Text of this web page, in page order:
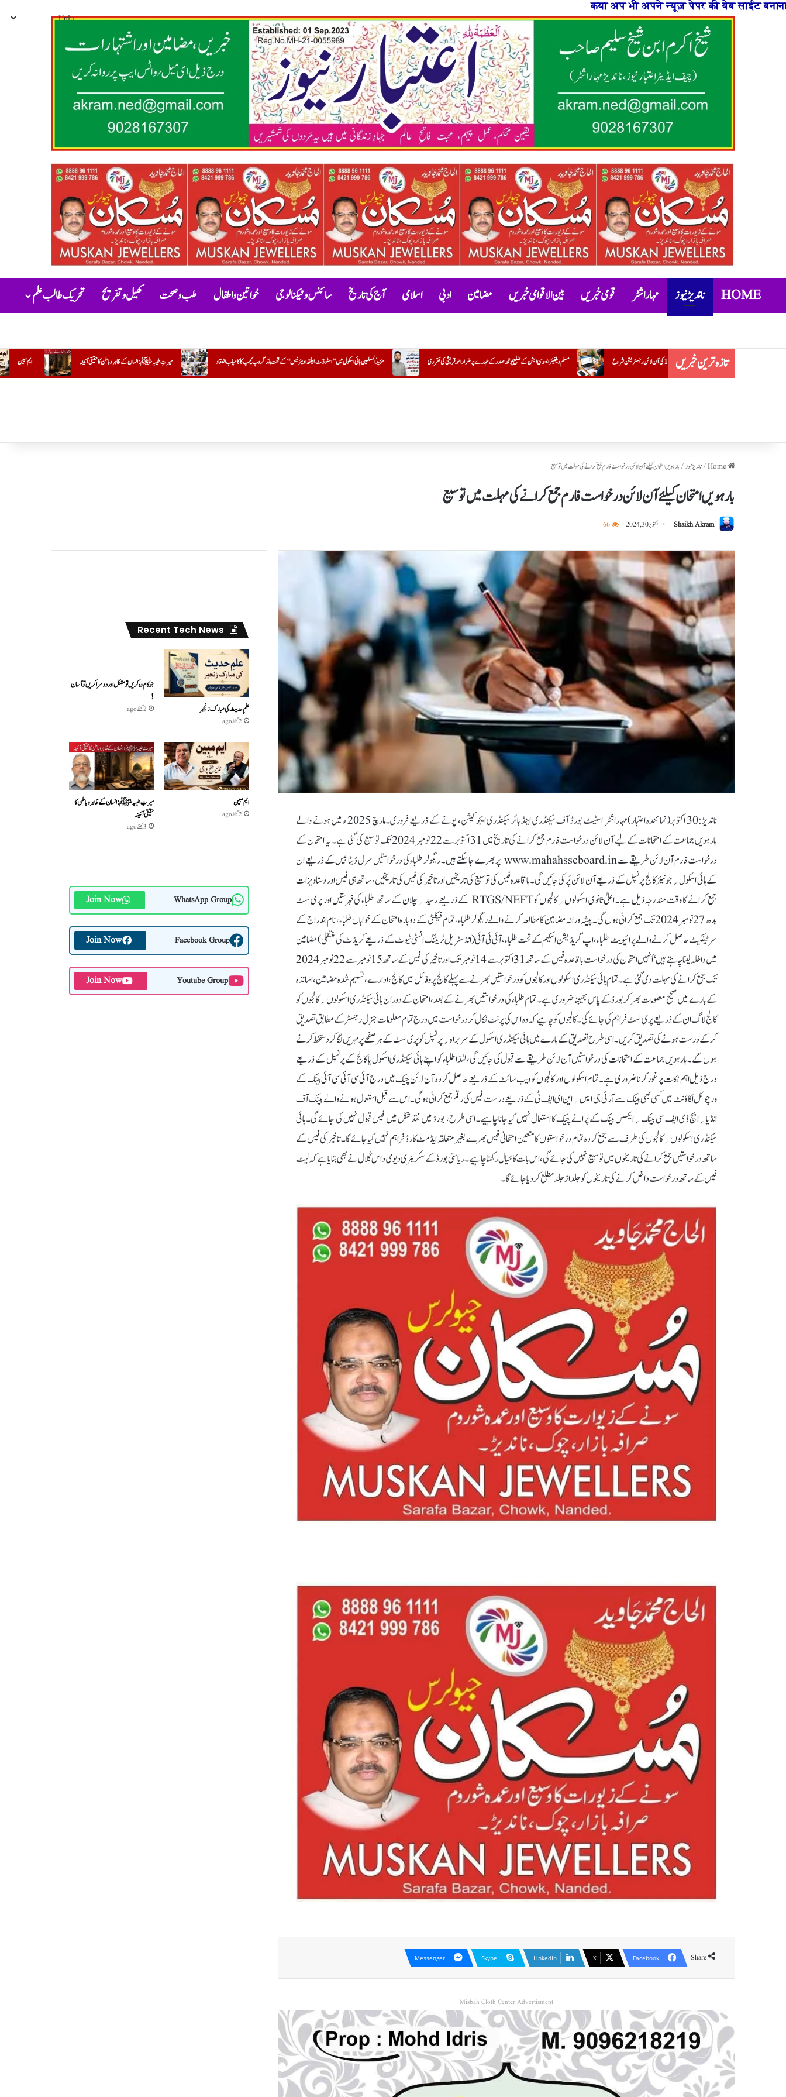
कया अप भी अपने न्यूज़ पेपर की वेब साईट बनाना चाहते है या फिर न्यूज़
HOME ناندیڑ نیوز مہاراشٹر قومی خبریں بین الاقوامی خبریں مضامین ادبی اسلامی آج کی تاریخ سائنس و ٹیکنالوجی خواتین و اطفال طب و صحت کھیل و تفریح تحریک طالب علم
تازہ ترین خبریں جو کام وہ کریں تو مشکل اور دوسرا کریں تو آسان ! ایم مبین سیرتِ طیبہﷺ: انسان کے ظاہر و باطن کا حقیقی آئینہ مؤیدُ المسلمین ہائی اسکول میں ’’اسٹوڈنٹ ہیلتھ اویئرنیس‘‘ کے تحت بلڈ گروپ کیمپ کا کامیاب انعقاد مسلم ویلفیئر ایسوسی ایشن کے ضلع یوتھ صدر کے عہدے پر ضرار احمد قریشی کی تقرری
/ناندیڑ نیوز/ بارہویں امتحان کیلئے آن لائن درخواست فارم جمع کرانے کی مہلت میں توسیع
بارہویں امتحان کیلئے آن لائن درخواست فارم جمع کرانے کی مہلت میں توسیع
Shaikh Akram اکتوبر 30, 2024 66
ناندیڑ:30 اکتوبر(نمائندہ اعتبار)مہاراشٹر اسٹیٹ بورڈ آف سیکنڈری اینڈ ہائر سیکنڈری ایجوکیشن، پونے کے ذریعے فروری۔مارچ 2025 ء میں ہونے والے
بارہویں جماعت کے امتحانات کے لیے آن لائن درخواست فارم جمع کرانے کی تاریخ میں 31 اکتوبر سے 22 نومبر 2024 تک توسیع کی گئی ہے۔ یہ امتحان کے
درخواست فارم آن لائن طریقے سے www.mahahsscboard.in پر بھرے جاسکتے ہیں۔ ریگولر طلباء کی درخواستیں سرل ڈیٹا بیس کے ذریعے ان
کے ہائی اسکول؍جونیئر کالج پرنسپل کے ذریعے آن لائن پُر کی جائیں گی۔باقاعدہ فیس کی توسیع کی تاریخیں اور تاخیر کی فیس کی تاریخیں، ساتھ ہی فیس اور دستاویزات
جمع کرانے کا وقت مندرجہ ذیل ہے۔ اعلیٰ ثانوی اسکولوں؍کالجوں کوRTGS/NEFT کے ذریعے رسید؍چلان کے ساتھ طلباء کی فہرستیں اور پری لسٹ
بدھ 27 نومبر 2024 تک جمع کرانی ہوں گی۔پیشہ ورانہ مضامین کا مطالعہ کرنے والے ریگولرطلباء، تمام فیکلٹی کے دوبارہ امتحان کے خواہاں طلباء، نام اندراج کے
سرٹیفکیٹ حاصل کرنے والے پرائیویٹ طلباء، اپ گریڈیشن اسکیم کے تحت طلباء ، آئی ٹی آئی (انڈسٹریل ٹریننگ انسٹی ٹیوٹ کے ذریعے کریڈٹ کی منتقلی) مضامین
میں داخلہ لینا چاہتے ہیں‘اُنہیں امتحان کی درخواست باقاعدہ فیس کے ساتھ 31 اکتوبر سے 14 نومبر تک اور تاخیر کی فیس کے ساتھ 15 نومبر سے 22 نومبر 2024
تک جمع کرانے کی مہلت دی گئی ہے۔تمام ہائی سیکنڈری اسکولوں اور کالجوں کو درخواستیں بھرنے سے پہلے کالج پروفائل میں کالج، ادارے، تسلیم شدہ مضامین، اساتذہ
کے بارے میں صحیح معلومات بھر کر بورڈ کے پاس بھیجنا ضروری ہے۔ تمام طلباء کی درخواستیں بھرنے کے بعد، امتحان کے دوران ہائی سیکنڈری اسکولوں؍کالجوں کو
کالج لاگ ان کے ذریعے پری لسٹ فراہم کی جائے گی۔ کالجوں کو چاہیے کہ وہ اس کی پرنٹ نکال کر درخواست میں درج تمام معلومات جنرل رجسٹر کے مطابق تصدیق
کر کے درست ہونے کی تصدیق کریں۔ اسی طرح تصدیق کے بارے میں ہائی سیکنڈری اسکول کے سربراہ؍پرنسپل کو پری لسٹ کے ہر صفحے پر مہریں لگا کر دستخط کرنے
ہوں گے۔بارہویں جماعت کے امتحانات کی درخواستیں آن لائن طریقے سے قبول کی جائیں گی، لہٰذا طلباء کو اپنے ہائی سیکنڈری اسکول یا کالج کے پرنسپل کے ذریعے
درج ذیل اہم نکات پر غور کرنا ضروری ہے۔ تمام اسکولوں اور کالجوں کو ویب سائٹ کے ذریعے حاصل کردہ آن لائن چیک میں درج آئی سی آئی سی آئی بینک کے
ورچوئل اکاؤنٹ میں کسی بھی بینک سے آر ٹی جی ایس؍این ای ایف ٹی کے ذریعے درست فیس کی رقم جمع کرانی ہوگی۔ اس سے قبل استعمال ہونے والے بینک آف
انڈیا؍ایچ ڈی ایف سی بینک؍ایکسس بینک کے پرانے چیک کا استعمال نہیں کیا جانا چاہیے۔ اسی طرح، بورڈ میں نقد شکل میں فیس قبول نہیں کی جائے گی۔ ہائی
سیکنڈری اسکولوں؍کالجوں کی طرف سے جمع کردہ تمام درخواستوں کا متعین امتحانی فیس بھرے بغیر متعلقہ ایڈمٹ کارڈ فراہم نہیں کیا جائے گا۔ تاخیر کی فیس کے
ساتھ درخواستیں جمع کرانے کی تاریخوں میں توسیع نہیں کی جائے گی، اس بات کا خیال رکھنا چاہیے۔ ریاستی بورڈ کے سکریٹری دیوی داس کُلال نے بھی بتایا ہے کہ لیٹ
فیس کے ساتھ درخواست داخل کرنے کی تاریخوں کو جلد از جلد مطلع کر دیا جائے گا۔
Share
Facebook
X
LinkedIn
Skype
Messenger
Misbah Cloth Center Advertisment
Recent Tech News
علمِ حدیث کی مبارک زنجیر
2 گھنٹے ago
جو کام وہ کریں تو مشکل اور دوسرا کریں تو آسان
!
2 گھنٹے ago
ایم مبین
2 گھنٹے ago
سیرتِ طیبہﷺ: انسان کے ظاہر و باطن کا
حقیقی آئینہ
3 گھنٹے ago
WhatsApp Group
Join Now
Facebook Group
Join Now
Youtube Group
Join Now